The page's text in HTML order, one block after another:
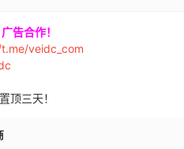
告合作！
veidc_com
顶三天！